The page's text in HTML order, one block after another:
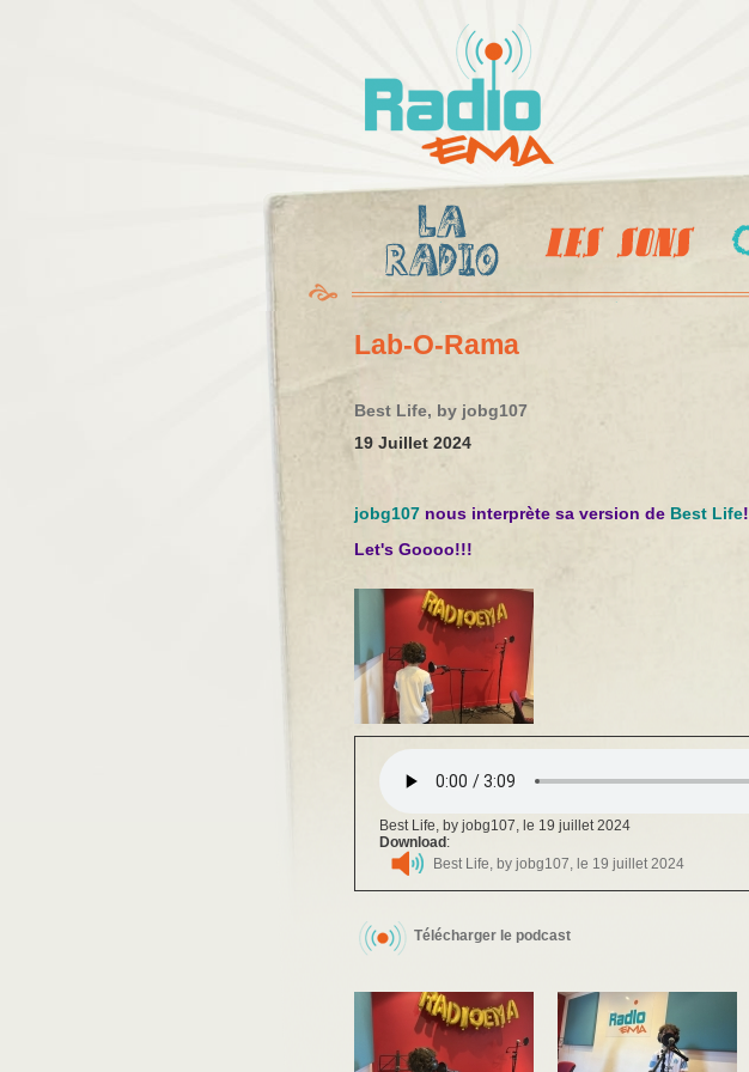
Lab-O-Rama
Best Life, by jobg107
19 Juillet 2024
jobg107 nous interprète sa version de Best Life!
Let's Goooo!!!
Best Life, by jobg107, le 19 juillet 2024
Download:
Best Life, by jobg107, le 19 juillet 2024
Télécharger le podcast